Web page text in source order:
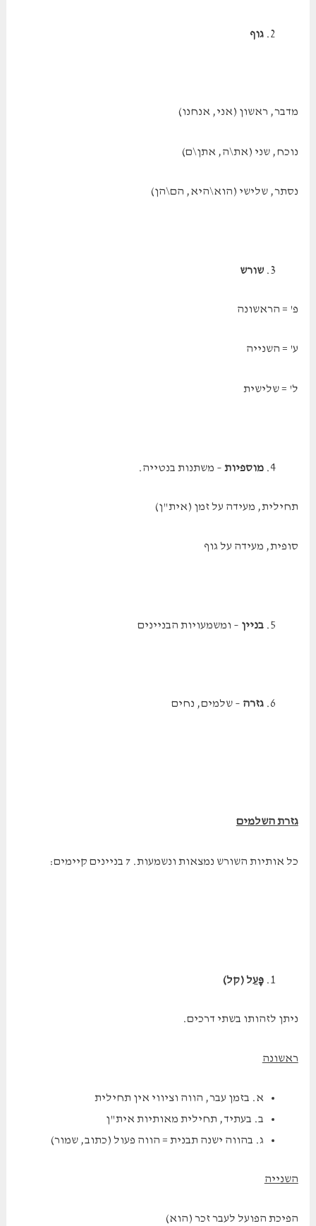
גוף
מדבר, ראשון (אני, אנחנו)
נוכח, שני (את\ה, אתן\ם)
נסתר, שלישי (הוא\היא, הם\הן)
שורש
פ' = הראשונה
ע' = השנייה
ל' = שלישית
מוספיות – משתנות בנטייה.
תחילית, מעידה על זמן (אית"ן)
סופית, מעידה על גוף
בניין – ומשמעויות הבניינים
גזרה – שלמים, נחים
גזרת השלמים
כל אותיות השורש נמצאות ונשמעות. 7 בניינים קיימים:
פָּעֵל(קל)
ניתן לזהותו בשתי דרכים.
ראשונה
א. בזמן עבר, הווה וציווי אין תחילית
ב. בעתיד, תחילית מאותיות אית"ן
ג. בהווה ישנה תבנית = הווה פעול (כתוב, שמור)
השנייה
הפיכת הפועל לעבר זכר (הוא)